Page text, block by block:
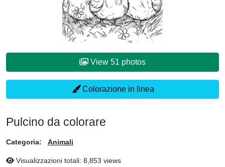
View 51 photos
Colorazione in linea
Pulcino da colorare
Categoria: Animali
Visualizzazioni totali: 8,853 views